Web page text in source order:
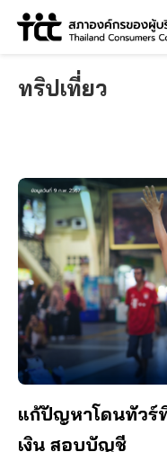
Skip
ทริปเที่ยว
แก้ปัญหาโดนทัวร์
เงิน สอบบัญชี